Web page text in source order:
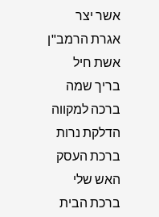
אשר יצר
אגרת הרמב"ן
אשת חיל
בריך שמה
ברכה למקווה
הדלקת נרות
ברכת העסק
האש שלי
ברכת הבית